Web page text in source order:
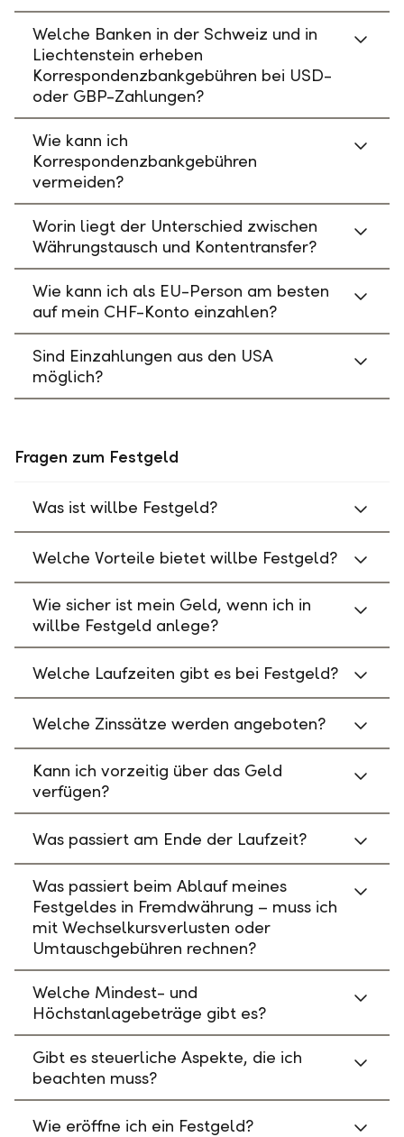
Welche Banken in der Schweiz und in
Liechtenstein erheben
Korrespondenzbankgebühren bei USD-
oder GBP-Zahlungen?
Wie kann ich
Korrespondenzbankgebühren
vermeiden?
Worin liegt der Unterschied zwischen
Währungstausch und Kontentransfer?
Wie kann ich als EU-Person am besten
auf mein CHF-Konto einzahlen?
Sind Einzahlungen aus den USA
möglich?
Fragen zum Festgeld
Was ist willbe Festgeld?
Welche Vorteile bietet willbe Festgeld?
Wie sicher ist mein Geld, wenn ich in
willbe Festgeld anlege?
Welche Laufzeiten gibt es bei Festgeld?
Welche Zinssätze werden angeboten?
Kann ich vorzeitig über das Geld
verfügen?
Was passiert am Ende der Laufzeit?
Was passiert beim Ablauf meines
Festgeldes in Fremdwährung – muss ich
mit Wechselkursverlusten oder
Umtauschgebühren rechnen?
Welche Mindest- und
Höchstanlagebeträge gibt es?
Gibt es steuerliche Aspekte, die ich
beachten muss?
Wie eröffne ich ein Festgeld?